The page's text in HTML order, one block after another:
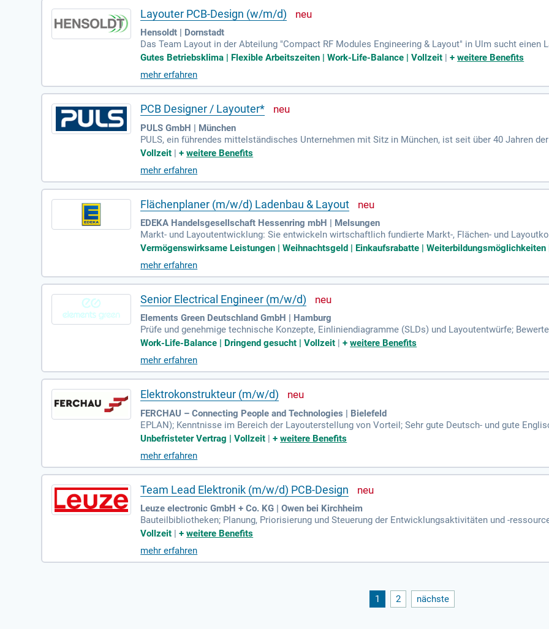
Layouter PCB-Design (w/m/d)
Hensoldt | Dornstadt
Das Team Layout in der Abteilung "Compact RF Modules Engineering & Layout" in Ulm sucht einen
ickeln wir hochkomplexe HF-Module für Radar- und Electronic Warfare-Anwendungen. Ihre
ung und mehrjährige Erfahrung mit ECAD-Designtools, vorzugsweise Mentor Xpedition, verfügen.
ogene Work-Life-Balance sowie attraktive Sozialleistungen. Werden Sie Teil eines
Gutes Betriebsklima | Flexible Arbeitszeiten | Work-Life-Balance | Vollzeit |+weitere Benefits
mehr erfahren
PCB Designer / Layouter*
PULS GmbH | München
PULS, ein führendes mittelständisches Unternehmen mit Sitz in München, ist seit über 40 Jahren
mversorgungen. Wir bringen kontinuierlich Innovationen in der industriellen Stromversorgung und
Marktposition. In unseren modernen Laboren in München forschen und entwickeln wir
Gründers und CEOs erzielen wir herausragende Ergebnisse im Bereich Stromversorgung.
Vollzeit |+weitere Benefits
mehr erfahren
Flächenplaner (m/w/d) Ladenbau & Layout
EDEKA Handelsgesellschaft Hessenring mbH | Melsungen
Markt- und Layoutentwicklung: Sie entwickeln wirtschaftlich fundierte Markt-, Flächen- und
ennzahlen und strategischer Zielvorgaben.
Vermögenswirksame Leistungen | Weihnachtsgeld | Einkaufsrabatte |
mehr erfahren
Senior Electrical Engineer (m/w/d)
Elements Green Deutschland GmbH | Hamburg
Prüfe und genehmige technische Konzepte, Einliniendiagramme (SLDs) und Layoutentwürfe;
zifikationen für alle Komponenten der elektrischen Anlagenperipherie.
Work-Life-Balance | Dringend gesucht | Vollzeit |+weitere Benefits
mehr erfahren
Elektrokonstrukteur (m/w/d)
FERCHAU – Connecting People and Technologies | Bielefeld
EPLAN); Kenntnisse im Bereich der Layouterstellung von Vorteil; Sehr gute Deutsch- und gute
Unbefristeter Vertrag | Vollzeit |+weitere Benefits
mehr erfahren
Team Lead Elektronik (m/w/d) PCB-Design
Leuze electronic GmbH + Co. KG | Owen bei Kirchheim
Bauteilbibliotheken; Planung, Priorisierung und Steuerung der Entwicklungsaktivitäten und -
haltung von Qualitäts-, Termin- und Kostenzielen; Aktive Mitarbeit in der PCB-Entwicklung von der
Vollzeit |+weitere Benefits
mehr erfahren
1 2 nächste